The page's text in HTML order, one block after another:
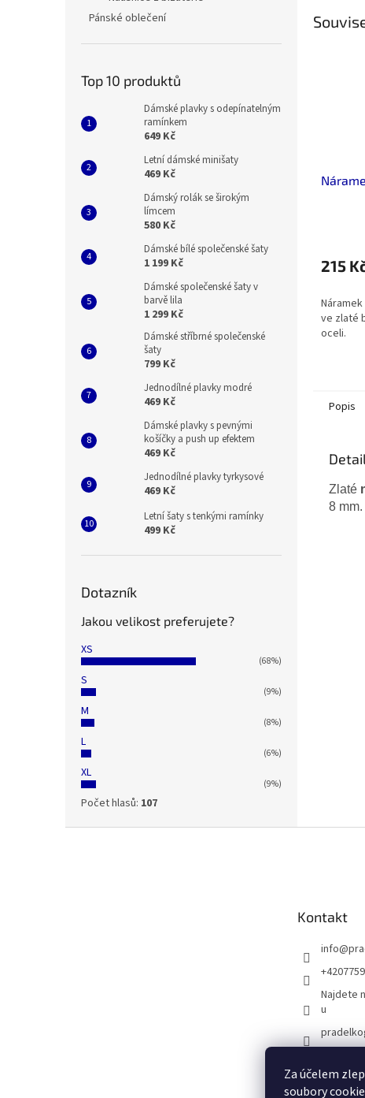
Za účelem
soubory
Pánské oblečení
Top 10 produktů
Dámské plavky s odepínatelným
ramínkem
649 Kč
Letní dámské minišaty
469 Kč
Dámský rolák se širokým
límcem
580 Kč
Dámské bílé společenské šaty
1 199 Kč
Dámské společenské šaty v
barvě lila
1 299 Kč
Dámské stříbrné společenské
šaty
799 Kč
Jednodílné plavky modré
469 Kč
Dámské plavky s pevnými
košíčky a push up efektem
469 Kč
Jednodílné plavky tyrkysové
469 Kč
Letní šaty s tenkými ramínky
499 Kč
Dotazník
Jakou velikost preferujete?
XS
(68%)
S
(9%)
M
(8%)
L
(6%)
XL
(9%)
Počet hlasů: 107
215
ve zlaté
oceli.
Popis
Zlaté
8 mm.
Kontakt
info@
Najdete
u